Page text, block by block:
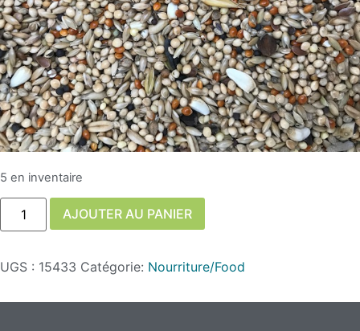
5 en inventaire
AJOUTER AU PANIER
UGS : 15433 Catégorie: Nourriture/Food